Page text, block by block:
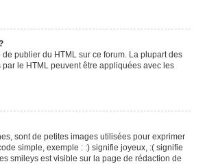
de publier du HTML sur ce forum. La plupart des
le HTML peuvent être appliquées avec les
sont de petites images utilisées pour exprimer
simple, exemple : :) signifie joyeux, :( signifie
smileys est visible sur la page de rédaction de